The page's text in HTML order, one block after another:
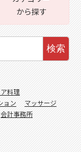
から探す
検索
料理
ョン
マッサージ
会計事務所